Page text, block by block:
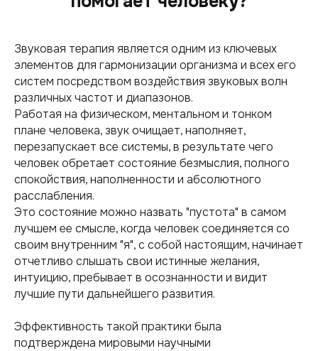
Звуковая терапия является одним из ключевых
элементов для гармонизации организма и всех его
систем посредством воздействия звуковых волн
различных частот и диапазонов.
Работая на физическом, ментальном и тонком
плане человека, звук очищает, наполняет,
перезапускает все системы, в результате чего
человек обретает состояние безмыслия, полного
спокойствия, наполненности и абсолютного
расслабления.
Это состояние можно назвать "пустота" в самом
лучшем ее смысле, когда человек соединяется со
своим внутренним "я", с собой настоящим, начинает
отчетливо слышать свои истинные желания,
интуицию, пребывает в осознанности и видит
лучшие пути дальнейшего развития.
Эффективность такой практики была
подтверждена мировыми научными